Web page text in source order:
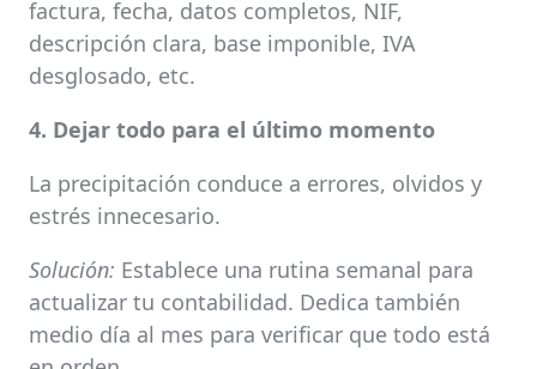
factura, fecha, datos completos, NIF,
descripción clara, base imponible, IVA
desglosado, etc.
4. Dejar todo para el último momento
La precipitación conduce a errores, olvidos y
estrés innecesario.
Solución: Establece una rutina semanal para
actualizar tu contabilidad. Dedica también
medio día al mes para verificar que todo está